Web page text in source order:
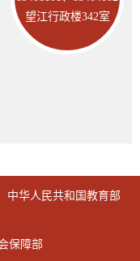
望江行政楼342室
中华人民共和国教育部
保障部